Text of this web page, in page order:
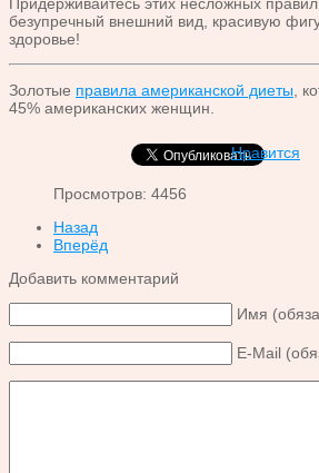
Придерживайтесь этих несложных
безупречный внешний вид, красивую
здоровье!
Золотые правила американской диеты,
45% американских женщин.
Нравится
Просмотров: 4456
Назад
Вперёд
Добавить комментарий
Имя
E-Mail